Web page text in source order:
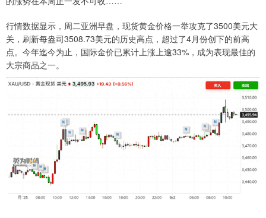
行情数据显示，周二亚洲早盘，现货黄金价格一举攻克了3500美元大
关，刷新每盎司3508.73美元的历史高点，超过了4月份创下的前高
点。今年迄今为止，国际金价已累计上涨上逾33%，成为表现最佳的
大宗商品之一。